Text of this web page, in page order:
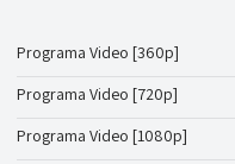
Programa Video [360p]
Programa Video [720p]
Programa Video [1080p]